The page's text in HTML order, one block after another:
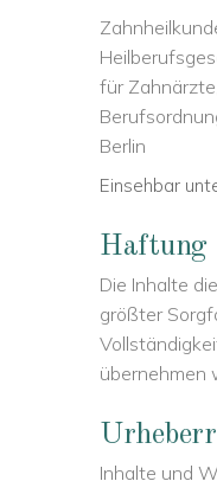
für Zahnärzte,
Berlin
Einsehbar
Haftung
Die Inhalte
größter
übernehmen
Inhalte und